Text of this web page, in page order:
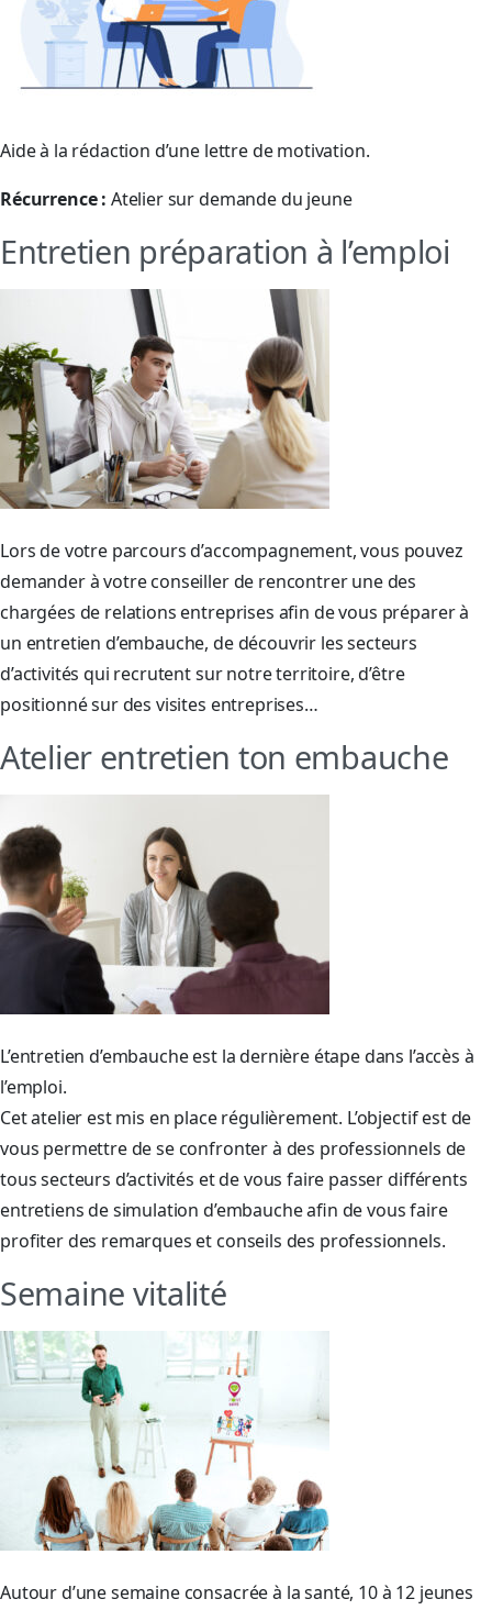
Aide à la rédaction d’une lettre de motivation.
Récurrence : Atelier sur demande du jeune
Entretien préparation à l’emploi
Lors de votre parcours d’accompagnement, vous pouvez
demander à votre conseiller de rencontrer une des
chargées de relations entreprises afin de vous préparer à
un entretien d’embauche, de découvrir les secteurs
d’activités qui recrutent sur notre territoire, d’être
positionné sur des visites entreprises…
Atelier entretien ton embauche
L’entretien d’embauche est la dernière étape dans l’accès à
l’emploi.
Cet atelier est mis en place régulièrement. L’objectif est de
vous permettre de se confronter à des professionnels de
tous secteurs d’activités et de vous faire passer différents
entretiens de simulation d’embauche afin de vous faire
profiter des remarques et conseils des professionnels.
Semaine vitalité
Autour d’une semaine consacrée à la santé, 10 à 12 jeunes